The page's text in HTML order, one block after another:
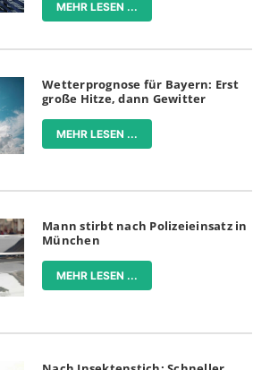
MEHR LESEN ...
Wetterprognose für Bayern: Erst
große Hitze, dann Gewitter
MEHR LESEN ...
Mann stirbt nach Polizeieinsatz in
München
MEHR LESEN ...